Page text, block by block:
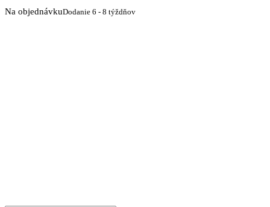
Na objednávkuDodanie 6 - 8 týždňov